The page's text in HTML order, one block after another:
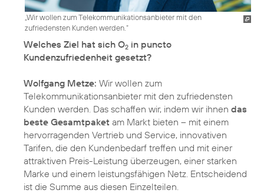
„Wir wollen zum Telekommunikationsanbieter mit den
zufriedensten Kunden werden.“
Welches Ziel hat sich O2 in puncto
Kundenzufriedenheit gesetzt?
Wolfgang Metze: Wir wollen zum
Telekommunikationsanbieter mit den zufriedensten
Kunden werden. Das schaffen wir, indem wir ihnen das
beste Gesamtpaket am Markt bieten – mit einem
hervorragenden Vertrieb und Service, innovativen
Tarifen, die den Kundenbedarf treffen und mit einer
attraktiven Preis-Leistung überzeugen, einer starken
Marke und einem leistungsfähigen Netz. Entscheidend
ist die Summe aus diesen Einzelteilen.